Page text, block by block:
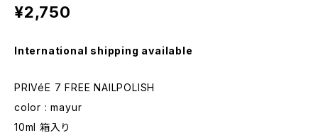
¥2,750
International shipping available
PRIVéE 7 FREE NAILPOLISH
color : mayur
10ml 箱入り